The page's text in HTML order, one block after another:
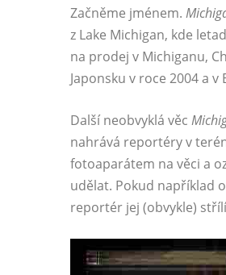
Začněme jménem.
z Lake Michigan, kde
na prodej v Michiganu,
Japonsku v roce 2004 a
Další neobvyklá věc
nahrává reportéry v
fotoaparátem na věci a
udělat. Pokud například
reportér jej (obvykle)